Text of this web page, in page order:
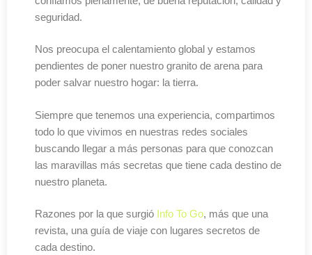
seguridad.
Nos preocupa el calentamiento global y estamos
pendientes de poner nuestro granito de arena para
poder salvar nuestro hogar: la tierra.
Siempre que tenemos una experiencia, compartimos
todo lo que vivimos en nuestras redes sociales
buscando llegar a más personas para que conozcan
las maravillas más secretas que tiene cada destino de
nuestro planeta.
Razones por la que surgió Info To Go, más que una
revista, una guía de viaje con lugares secretos de
cada destino.